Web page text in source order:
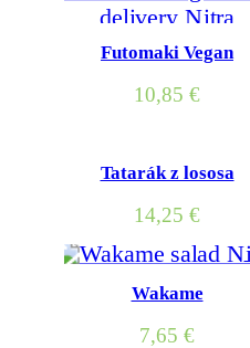
Futomaki Vegan
10,85 €
Tatarák z lososa
14,25 €
Wakame
7,65 €